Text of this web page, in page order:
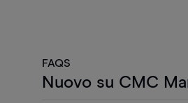
FAQS
Nuovo su CMC